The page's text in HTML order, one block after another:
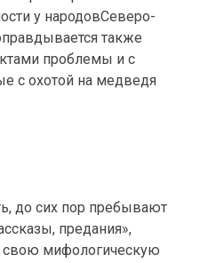
у народовСеверо-
также
проблемы и с
с охотой на медведя
до сих пор пребывают
предания»,
свою мифологическую